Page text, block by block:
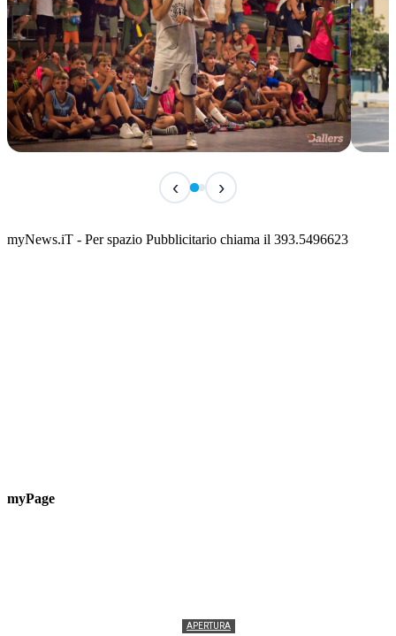
Classic Contest 3vs3 Memorial Michele
📅 6 Agosto 2026 · 09:00 · 📍 Lungomare C. Colombo
‹ ›
myNews.iT - Per spazio Pubblicitario chiama il 393.5496623
myPage
APERTURA